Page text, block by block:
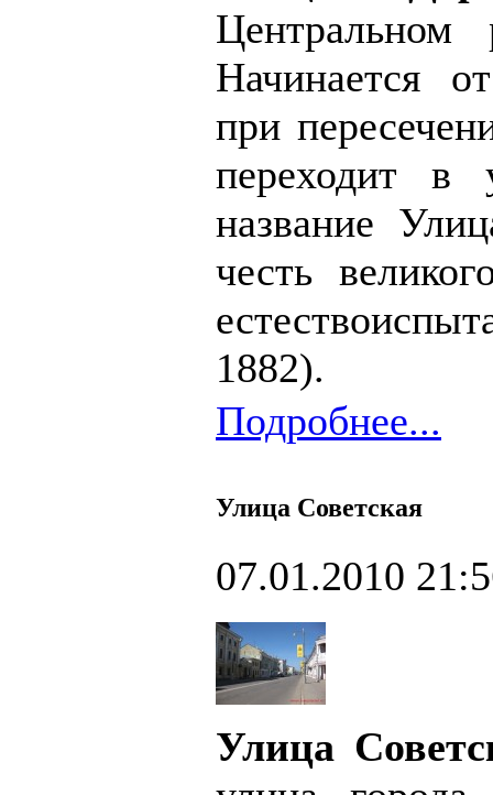
Начинается
при
переходит в
название
честь
1882).
Подробнее...
Улица Советская
07.01.2010
Улица